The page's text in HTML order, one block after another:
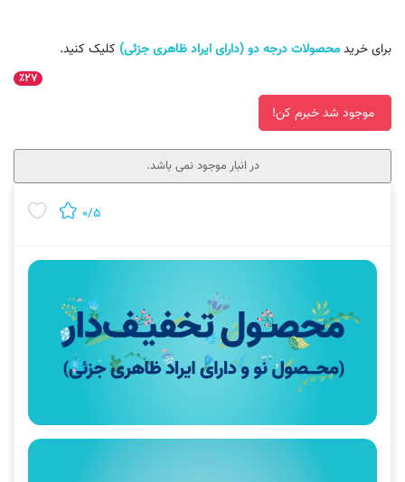
۰/۵
برای خریدمحصولات درجه دو (دارای ایراد ظاهری جزئی) کلیک کنید.
٪۲۷
موجود شد خبرم کن!
در انبار موجود نمی باشد.